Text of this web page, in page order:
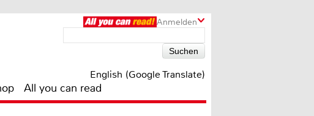
Anmelden
English (Google Translate)
All you can read